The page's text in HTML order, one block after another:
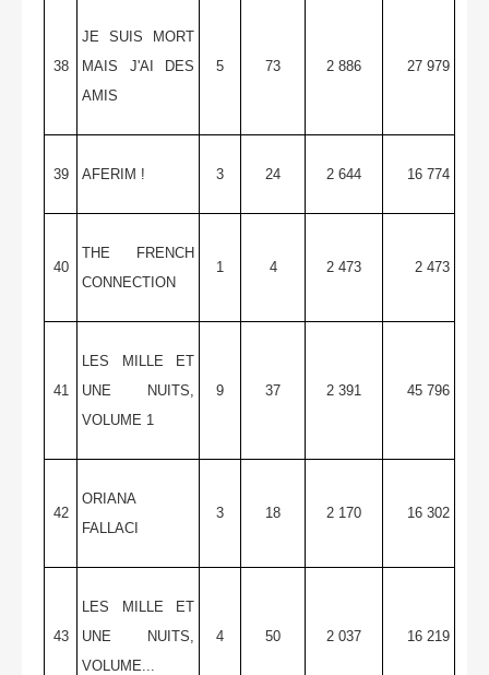
38
JE SUIS MORT
MAIS J'AI DES
AMIS
5 73 2 886 27 979
39 AFERIM ! 3 24 2 644 16 774
40
THE FRENCH
CONNECTION
1 4 2 473 2 473
41
LES MILLE ET
UNE NUITS,
VOLUME 1
9 37 2 391 45 796
42
ORIANA
FALLACI
3 18 2 170 16 302
43
LES MILLE ET
UNE NUITS,
VOLUME...
4 50 2 037 16 219